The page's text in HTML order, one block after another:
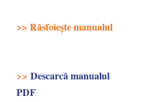
>> Răsfoiește manualul
>> Descarcă manualul
PDF